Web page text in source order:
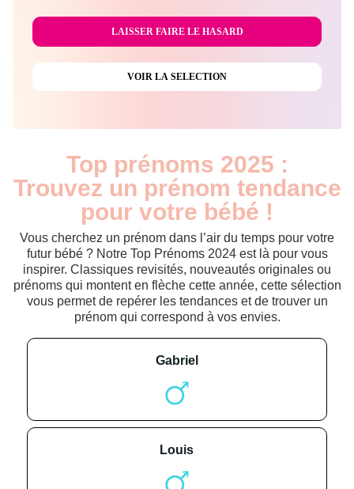
Top prénoms 2025 :
Trouvez un prénom tendance
pour votre bébé !
Vous cherchez un prénom dans l’air du temps pour votre
futur bébé ? Notre Top Prénoms 2024 est là pour vous
inspirer. Classiques revisités, nouveautés originales ou
prénoms qui montent en flèche cette année, cette sélection
vous permet de repérer les tendances et de trouver un
prénom qui correspond à vos envies.
gabriel
louis